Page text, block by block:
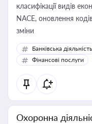
класифікації видів
NACE, оновлення
зміни
Банківська діяльність
Фінансові послуги
Охоронна